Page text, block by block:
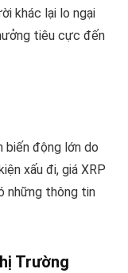
khác lại lo ngại
tiêu cực đến
biến động lớn do
xấu đi, giá XRP
những thông tin
Trường